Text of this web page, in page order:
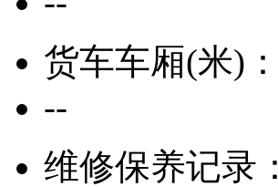
货车车厢(米)：
--
维修保养记录：